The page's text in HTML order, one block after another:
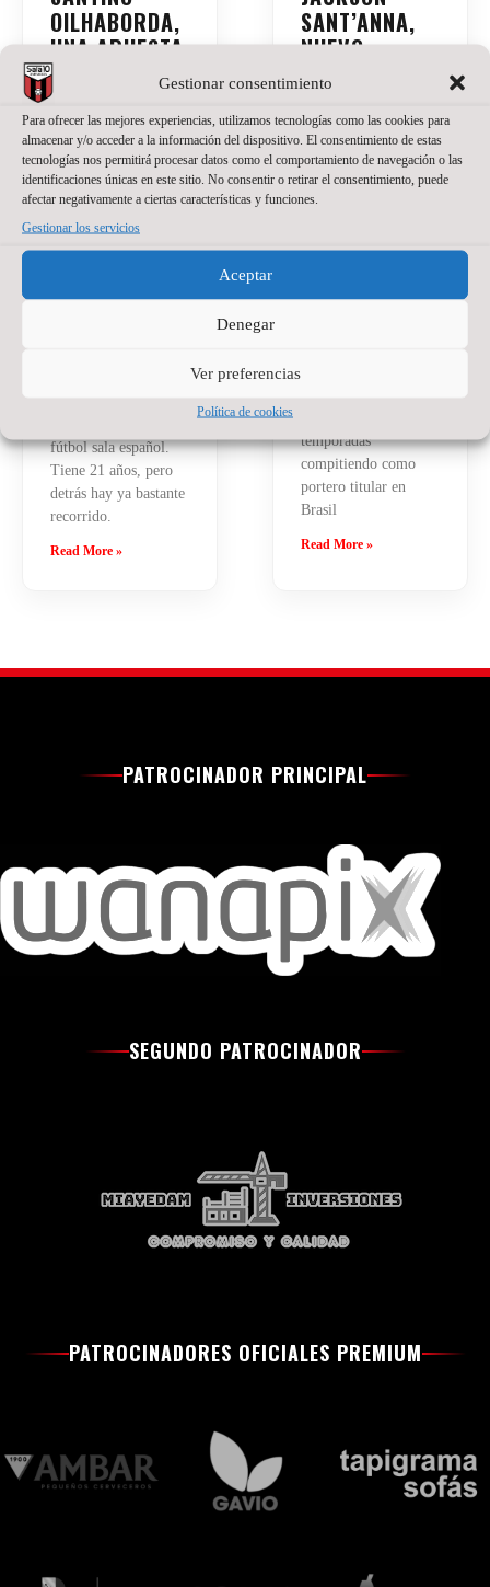
Gestionar consentimiento
Para ofrecer las mejores experiencias, utilizamos tecnologías como las cookies para
almacenar y/o acceder a la información del dispositivo. El consentimiento de estas
tecnologías nos permitirá procesar datos como el comportamiento de navegación o las
identificaciones únicas en este sitio. No consentir o retirar el consentimiento, puede
afectar negativamente a ciertas características y funciones.
Gestionar los servicios
Aceptar
Denegar
Ver preferencias
Política de cookies
OILHABORDA,
UNA APUESTA
DE PRESENTE
Y FUTURO
PARA EL
WANAPIX
27 de julio de 2026
No
hay comentarios
El Wanapix incorpora
su primera
fútbol sala español.
Tiene 21 años, pero
detrás hay ya bastante
recorrido.
Read More »
SANT’ANNA,
NUEVO
PORTERO DE
20 de julio de 2026
No
hay comentarios
La portería del
Jackson Sant’Anna
camiseta en la
temporadas
compitiendo como
portero titular en
Brasil
Read More »
PATROCINADOR PRINCIPAL
SEGUNDO PATROCINADOR
PATROCINADORES OFICIALES PREMIUM